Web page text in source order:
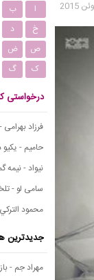
ا ب
خ
د
ص
ض
ک
گ
درخواستی
فرزاد
حامیم - یکیو
نیواد -
سامی لو -
محمود
جدیدترین
مهراد جم -